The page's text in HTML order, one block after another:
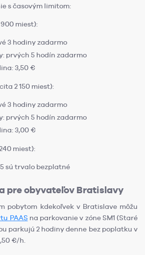
s časovým limitom:
miest):
3 hodiny zadarmo
prvých 5 hodín zadarmo
3,50 €
2 150 miest):
3 hodiny zadarmo
prvých 5 hodín zadarmo
3,00 €
miest):
sú trvalo bezplatné
pre obyvateľov Bratislavy
pobytom kdekoľvek v Bratislave môžu
PAAS na parkovanie v zóne SM1 (Staré
parkujú 2 hodiny denne bez poplatku v
€/h.